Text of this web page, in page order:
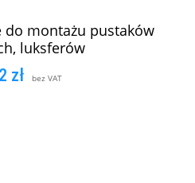
do montażu pustaków
luksferów
zł bez VAT